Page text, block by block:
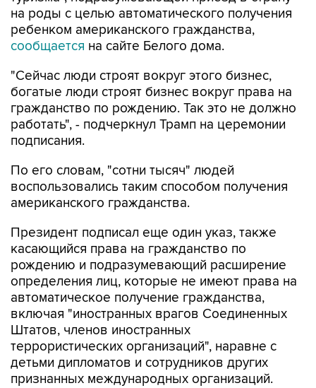
на роды с целью автоматического получения
ребенком американского гражданства,
сообщается на сайте Белого дома.
"Сейчас люди строят вокруг этого бизнес,
богатые люди строят бизнес вокруг права на
гражданство по рождению. Так это не должно
работать", - подчеркнул Трамп на церемонии
подписания.
По его словам, "сотни тысяч" людей
воспользовались таким способом получения
американского гражданства.
Президент подписал еще один указ, также
касающийся права на гражданство по
рождению и подразумевающий расширение
определения лиц, которые не имеют права на
автоматическое получение гражданства,
включая "иностранных врагов Соединенных
Штатов, членов иностранных
террористических организаций", наравне с
детьми дипломатов и сотрудников других
признанных международных организаций.